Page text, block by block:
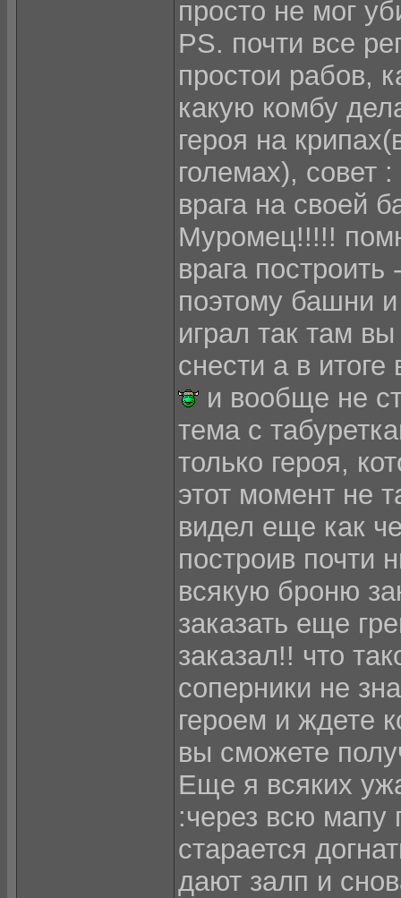
просто не мог
PS. почти все
простои рабов,
какую комбу
героя на
големах), совет
врага на своей
Муромец!!!!!
врага
поэтому башни
играл так там
снести а в
и вообще не
тема с
только героя,
этот момент не
видел еще как
построив почти
всякую броню
заказать еще
заказал!! что
соперники не
героем и ждете
вы сможете
Еще я всяких
:через всю
старается
дают залп и